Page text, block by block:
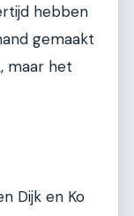
hebben
gemaakt
maar het
Dijk en Ko